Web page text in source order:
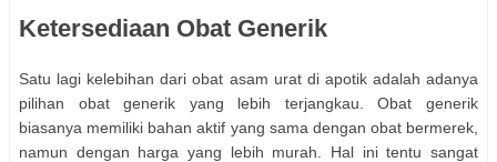
Ketersediaan Obat Generik
Satu lagi kelebihan dari obat asam urat di apotik adalah adanya
pilihan obat generik yang lebih terjangkau. Obat generik
biasanya memiliki bahan aktif yang sama dengan obat bermerek,
namun dengan harga yang lebih murah. Hal ini tentu sangat